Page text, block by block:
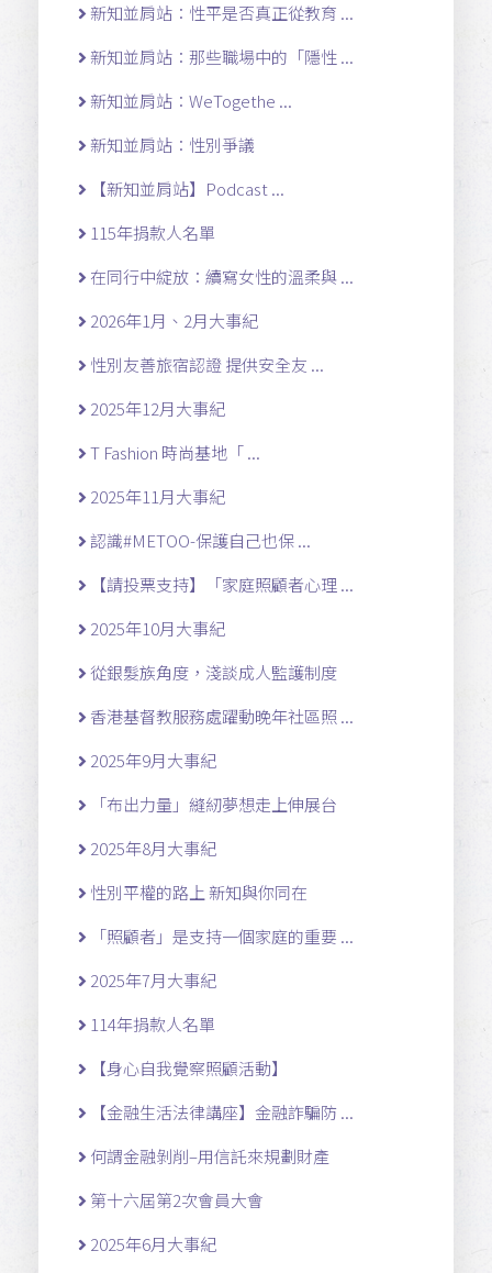
新知並肩站：性平是否真正從教育 ...
新知並肩站：那些職場中的「隱性 ...
新知並肩站：WeTogethe ...
新知並肩站：性別爭議
【新知並肩站】Podcast ...
115年捐款人名單
在同行中綻放：續寫女性的溫柔與 ...
2026年1月、2月大事紀
性別友善旅宿認證 提供安全友 ...
2025年12月大事紀
T Fashion 時尚基地「 ...
2025年11月大事紀
認識#METOO-保護自己也保 ...
【請投票支持】「家庭照顧者心理 ...
2025年10月大事紀
從銀髮族角度，淺談成人監護制度
香港基督教服務處躍動晚年社區照 ...
2025年9月大事紀
「布出力量」縫紉夢想走上伸展台
2025年8月大事紀
性別平權的路上 新知與你同在
「照顧者」是支持一個家庭的重要 ...
2025年7月大事紀
114年捐款人名單
【身心自我覺察照顧活動】
【金融生活法律講座】金融詐騙防 ...
何謂金融剝削–用信託來規劃財產
第十六屆第2次會員大會
2025年6月大事紀